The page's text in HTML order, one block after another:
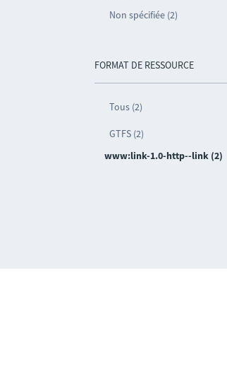
Non spécifiée (2)
FORMAT DE RESSOURCE
Tous (2)
GTFS (2)
www:link-1.0-http--link (2)